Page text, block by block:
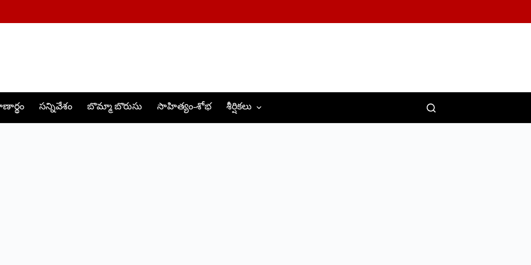
సన్నివేశం బొమ్మా బొరుసు సాహిత్యం-శోభ శీర్షికలు